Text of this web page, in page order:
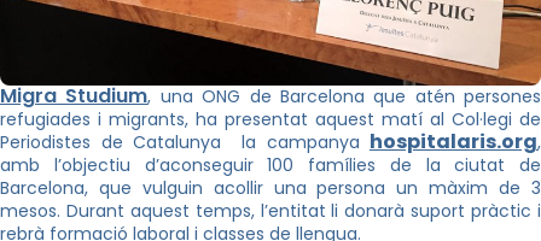
Migra Studium, una ONG de Barcelona que atén persones
refugiades i migrants, ha presentat aquest matí al Col·legi de
Periodistes de Catalunya la campanya hospitalaris.org,
amb l’objectiu d’aconseguir 100 famílies de la ciutat de
Barcelona, que vulguin acollir una persona un màxim de 3
mesos. Durant aquest temps, l’entitat li donarà suport pràctic i
rebrà formació laboral i classes de llengua.